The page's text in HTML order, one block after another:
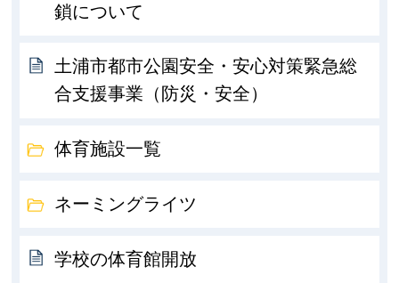
鎖について
土浦市都市公園安全・安心対策緊急総
合支援事業（防災・安全）
体育施設一覧
ネーミングライツ
学校の体育館開放